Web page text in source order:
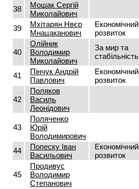
38
Мошак Сергій
Миколайович
39
Мхітарян Нвєр
Мнацаканович
Економічний
розвиток
40
Олійник
Володимир
Миколайович
За мир та
стабільність
41
Пінчук Андрій
Павлович
Економічний
розвиток
42
Поляков
Василь
Леонідович
43
Поляченко
Юрій
Володимирович
44
Попеску Іван
Васильович
Економічний
розвиток
45
Продивус
Володимир
Степанович